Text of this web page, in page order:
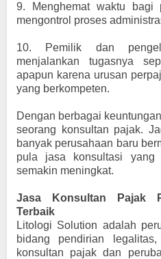
9.
Menghemat waktu
mengontrol proses
10.
Pemilik dan
menjalankan tugasnya
apapun karena urusan
yang berkompeten.
Dengan berbagai
seorang konsultan pajak.
banyak perusahaan baru
pula jasa konsultasi yang
semakin meningkat.
Jasa Konsultan Pajak
Terbaik
Litologi Solution adalah
bidang pendirian
konsultan pajak dan